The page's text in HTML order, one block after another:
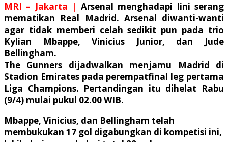
MRI – Jakarta |Arsenal menghadapi lini serang
mematikan Real Madrid. Arsenal diwanti-wanti
agar tidak memberi celah sedikit pun pada trio
Kylian Mbappe, Vinicius Junior, dan Jude
Bellingham.
The Gunners dijadwalkan menjamu Madrid di
Stadion Emirates pada perempatfinal leg pertama
Liga Champions. Pertandingan itu dihelat Rabu
(9/4) mulai pukul 02.00 WIB.
Mbappe, Vinicius, dan Bellingham telah
membukukan 17 gol digabungkan di kompetisi ini,